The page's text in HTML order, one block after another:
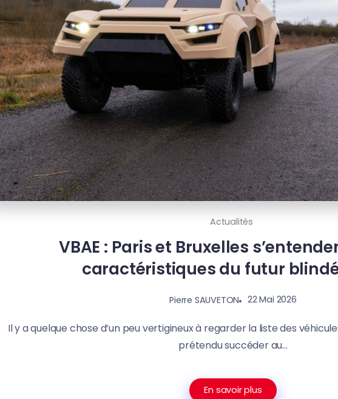
Actualités
VBAE : Paris et Bruxelles
caractéristiques du futur
Pierre SAUVETON 22 Mai 2026
Il y a quelque chose d’un peu vertigineux à regarder la liste des
prétendu succéder au...
En savoir plus